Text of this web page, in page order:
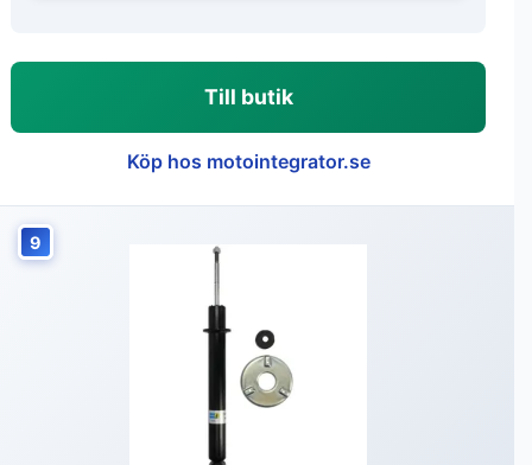
Till butik
Köp hos motointegrator.se
9